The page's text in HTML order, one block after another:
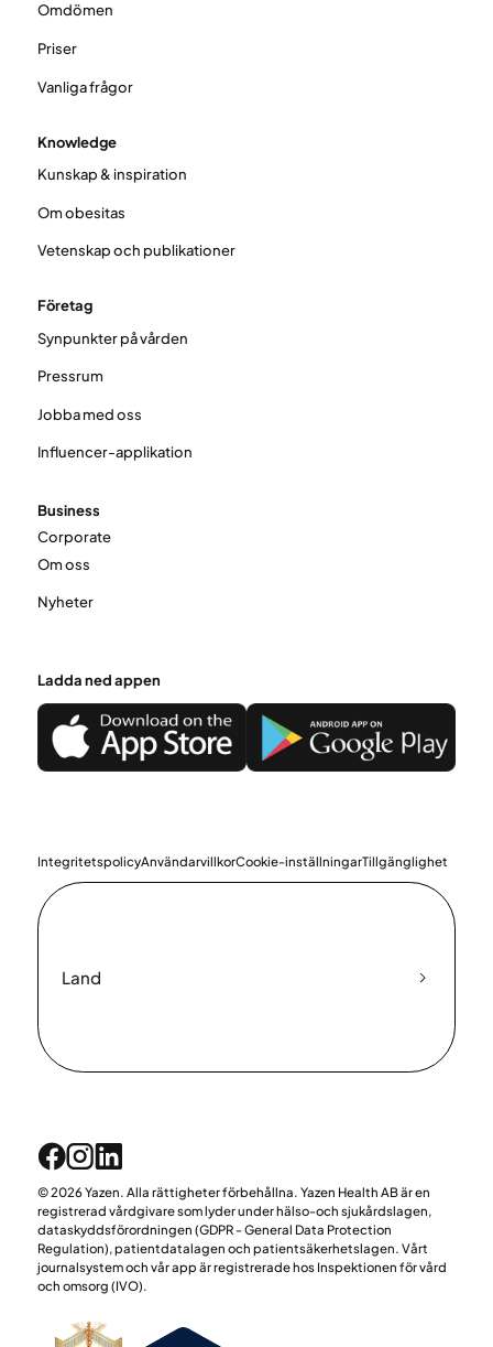
Omdömen
Priser
Vanliga frågor
Knowledge
Kunskap & inspiration
Om obesitas
Vetenskap och publikationer
Företag
Synpunkter på vården
Pressrum
Jobba med oss
Influencer-applikation
Business
Corporate
Om oss
Nyheter
Ladda ned appen
IntegritetspolicyAnvändarvillkorCookie-inställningarTillgänglighet
Land
© 2026 Yazen. Alla rättigheter förbehållna. Yazen Health AB är en
registrerad vårdgivare som lyder under hälso-och sjukårdslagen,
dataskyddsförordningen (GDPR - General Data Protection
Regulation), patientdatalagen och patientsäkerhetslagen. Vårt
journalsystem och vår app är registrerade hos Inspektionen för vård
och omsorg (IVO).